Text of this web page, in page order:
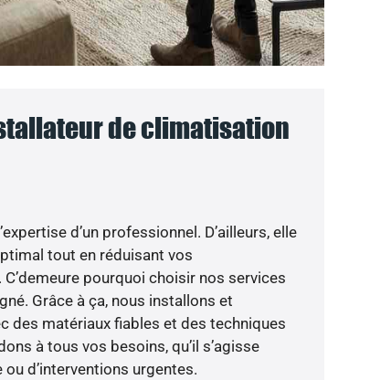
de climatisation
d’un professionnel. D’ailleurs, elle
tout en réduisant vos
pourquoi choisir nos services
Grâce à ça, nous installons et
des matériaux fiables et des techniques
à tous vos besoins, qu’il s’agisse
d’interventions urgentes.